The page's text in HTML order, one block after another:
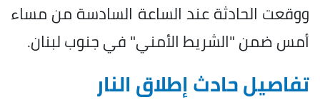
ووقعت الحادثة عند الساعة السادسة من مساء
أمس ضمن "الشريط الأمني" في جنوب لبنان.
تفاصيل حادث إطلاق النار